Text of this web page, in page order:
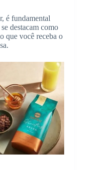
é fundamental
destacam como
que você receba o